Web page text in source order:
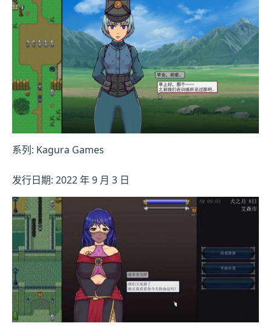
系列: Kagura Games
发行日期: 2022 年 9 月 3 日